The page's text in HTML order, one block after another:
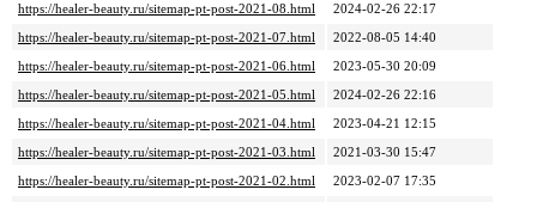
https://healer-beauty.ru/sitemap-pt-post-2021-08.html
2024-02-26 22:17
https://healer-beauty.ru/sitemap-pt-post-2021-07.html
2022-08-05 14:40
https://healer-beauty.ru/sitemap-pt-post-2021-06.html
2023-05-30 20:09
https://healer-beauty.ru/sitemap-pt-post-2021-05.html
2024-02-26 22:16
https://healer-beauty.ru/sitemap-pt-post-2021-04.html
2023-04-21 12:15
https://healer-beauty.ru/sitemap-pt-post-2021-03.html
2021-03-30 15:47
https://healer-beauty.ru/sitemap-pt-post-2021-02.html
2023-02-07 17:35